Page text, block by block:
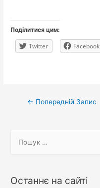
Поділитися цим:
Twitter Facebook
Навігація
← Попередній Запис
у
Останнє на сайті